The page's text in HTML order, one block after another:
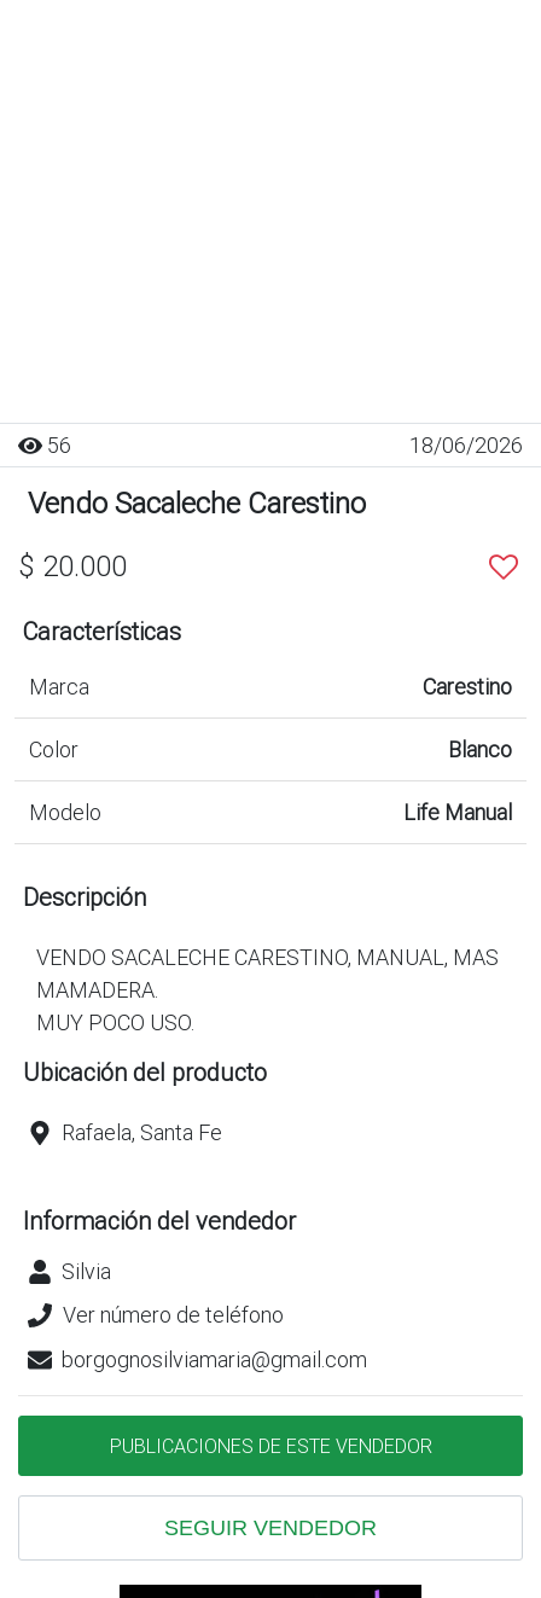
56 18/06/2026
Vendo Sacaleche Carestino
$ 20.000
Características
Marca Carestino
Color Blanco
Modelo Life Manual
Descripción
VENDO SACALECHE CARESTINO, MANUAL, MAS
MAMADERA.
MUY POCO USO.
Ubicación del producto
Rafaela, Santa Fe
Información del vendedor
Silvia
Ver número de teléfono
borgognosilviamaria@gmail.com
PUBLICACIONES DE ESTE VENDEDOR
SEGUIR VENDEDOR